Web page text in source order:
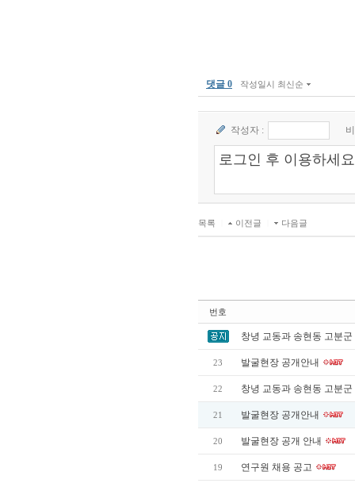
댓글 0 작성일시 최신순
작성자 :
목록 이전글 다음글
번호
창녕 교동과 송현동 고분
23 발굴현장 공개안내
22 창녕 교동과 송현동 고분
21 발굴현장 공개안내
20 발굴현장 공개 안내
19 연구원 채용 공고